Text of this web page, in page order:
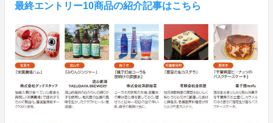
最終エントリー10商品の紹介記事はこちら